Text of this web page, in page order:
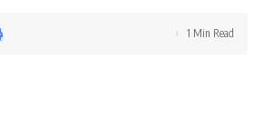
1 Min Read